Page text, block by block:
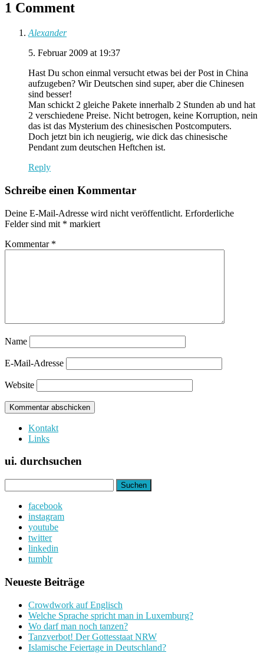
1 Comment
Alexander
5. Februar 2009 at 19:37
Hast Du schon einmal versucht etwas bei der Post in China
aufzugeben? Wir Deutschen sind super, aber die Chinesen
sind besser!
Man schickt 2 gleiche Pakete innerhalb 2 Stunden ab und hat
2 verschiedene Preise. Nicht betrogen, keine Korruption, nein
das ist das Mysterium des chinesischen Postcomputers.
Doch jetzt bin ich neugierig, wie dick das chinesische
Pendant zum deutschen Heftchen ist.
Reply
Schreibe einen Kommentar
Deine E-Mail-Adresse wird nicht veröffentlicht. Erforderliche
Felder sind mit * markiert
Kommentar *
Name
E-Mail-Adresse
Website
Kontakt
Links
ui. durchsuchen
nach:
facebook
instagram
youtube
twitter
linkedin
tumblr
Neueste Beiträge
Crowdwork auf Englisch
Welche Sprache spricht man in Luxemburg?
Wo darf man noch tanzen?
Tanzverbot! Der Gottesstaat NRW
Islamische Feiertage in Deutschland?